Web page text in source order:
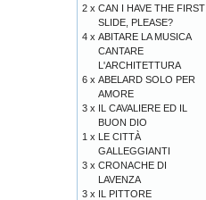
2 x CAN I HAVE THE FIRST
SLIDE, PLEASE?
4 x ABITARE LA MUSICA
CANTARE
L'ARCHITETTURA
6 x ABELARD SOLO PER
AMORE
3 x IL CAVALIERE ED IL
BUON DIO
1 x LE CITTÀ
GALLEGGIANTI
3 x CRONACHE DI
LAVENZA
3 x IL PITTORE